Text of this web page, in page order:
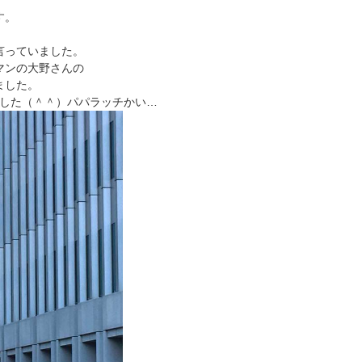
ていました。
ンの大野さんの
た。
た（＾＾）パパラッチかい…